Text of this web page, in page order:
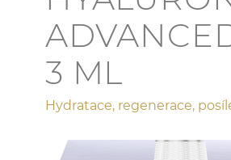
3 ML
Hydratace, regenerace,